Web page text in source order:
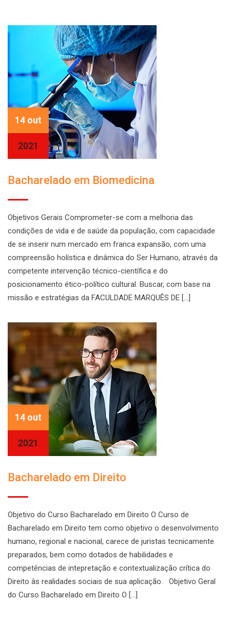
14 out
2021
Bacharelado em Biomedicina
Objetivos Gerais Comprometer-se com a melhoria das
condições de vida e de saúde da população, com capacidade
de se inserir num mercado em franca expansão, com uma
compreensão holística e dinâmica do Ser Humano, através da
competente intervenção técnico-científica e do
posicionamento ético-político cultural. Buscar, com base na
missão e estratégias da FACULDADE MARQUÊS DE [...]
14 out
2021
Bacharelado em Direito
Objetivo do Curso Bacharelado em Direito O Curso de
Bacharelado em Direito tem como objetivo o desenvolvimento
humano, regional e nacional, carece de juristas tecnicamente
preparados, bem como dotados de habilidades e
competências de intepretação e contextualização crítica do
Direito às realidades sociais de sua aplicação. Objetivo Geral
do Curso Bacharelado em Direito O [...]